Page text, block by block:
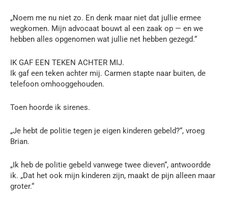
„Noem me nu niet zo. En denk maar niet dat jullie ermee
wegkomen. Mijn advocaat bouwt al een zaak op — en we
hebben alles opgenomen wat jullie net hebben gezegd.“
IK GAF EEN TEKEN ACHTER MIJ.
Ik gaf een teken achter mij. Carmen stapte naar buiten, de
telefoon omhooggehouden.
Toen hoorde ik sirenes.
„Je hebt de politie tegen je eigen kinderen gebeld?“, vroeg
Brian.
„Ik heb de politie gebeld vanwege twee dieven“, antwoordde
ik. „Dat het ook mijn kinderen zijn, maakt de pijn alleen maar
groter.“